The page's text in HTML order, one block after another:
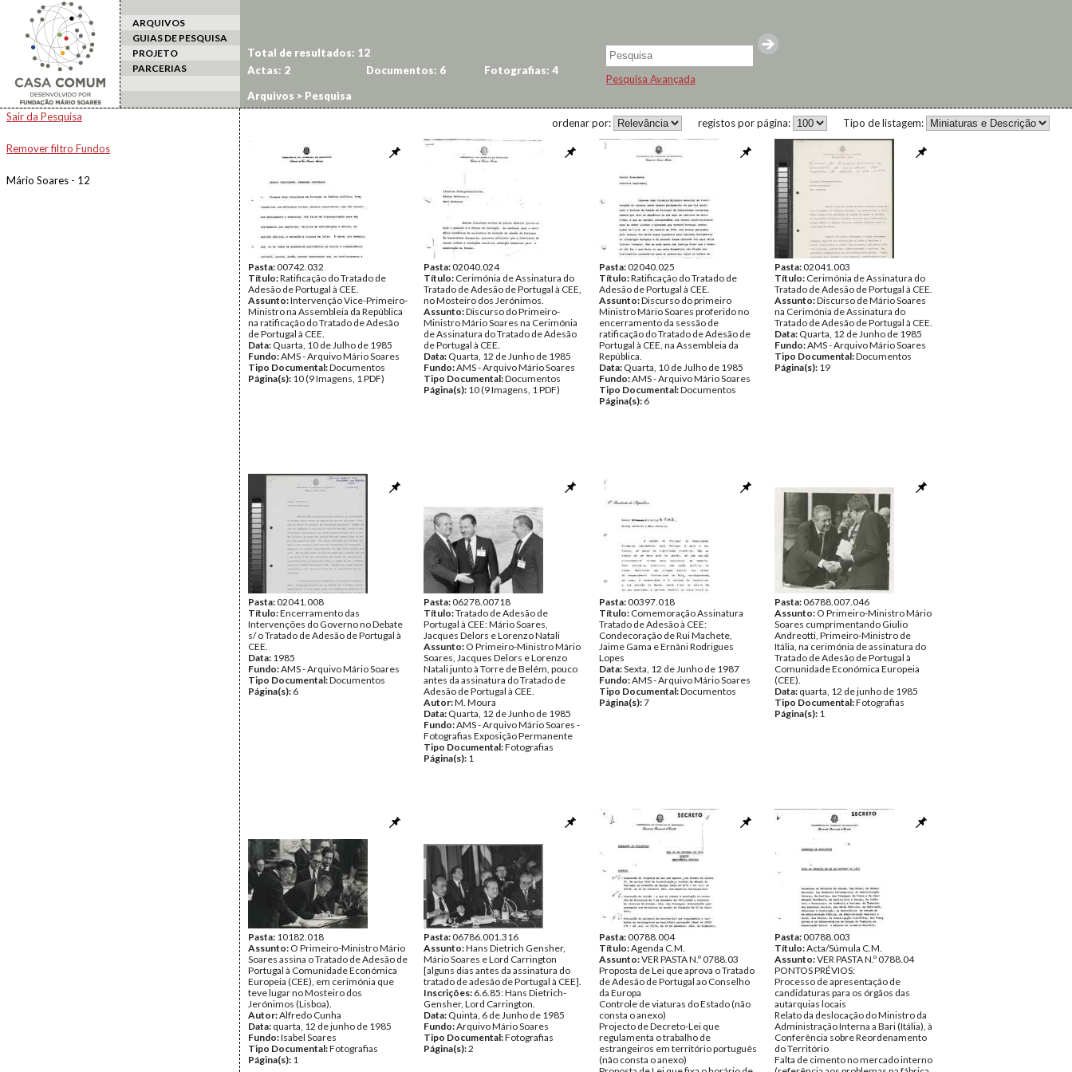
ARQUIVOS
GUIAS DE PESQUISA
PROJETO
PARCERIAS
Pesquisa Avançada
Arquivos > Pesquisa
Sair da Pesquisa
Remover filtro Fundos
Mário Soares - 12
Total de resultados: 12
Actas: 2
Documentos: 6 Fotografias: 4
Tipo de listagem:
registos por página:
ordenar por:
Pasta:00742.032
Título:Ratificação do Tratado de
Adesão de Portugal à CEE.
Assunto:Intervenção Vice-Primeiro-
Ministro na Assembleia da República
na ratificação do Tratado de Adesão
de Portugal à CEE.
Data: Quarta, 10 de Julho de 1985
Fundo:AMS - Arquivo Mário Soares
Tipo Documental:Documentos
Página(s): 10 (9 Imagens, 1 PDF)
Pasta:02040.024
Título: Cerimónia de Assinatura do
Tratado de Adesão de Portugal à CEE,
no Mosteiro dos Jerónimos.
Assunto:Discurso do Primeiro-
Ministro Mário Soares na Cerimónia
de Assinatura do Tratado de Adesão
de Portugal à CEE.
Data: Quarta, 12 de Junho de 1985
Fundo:AMS - Arquivo Mário Soares
Tipo Documental:Documentos
Página(s): 10 (9 Imagens, 1 PDF)
Pasta:02040.025
Título:Ratificação do Tratado de
Adesão de Portugal à CEE.
Assunto:Discurso do primeiro
Ministro Mário Soares proferido no
encerramento da sessão de
ratificação do Tratado de Adesão de
Portugal à CEE, na Assembleia da
República.
Data: Quarta, 10 de Julho de 1985
Fundo:AMS - Arquivo Mário Soares
Tipo Documental:Documentos
Página(s): 6
Pasta:02041.003
Título: Cerimónia de Assinatura do
Tratado de Adesão de Portugal à CEE.
Assunto:Discurso de Mário Soares
na Cerimónia de Assinatura do
Tratado de Adesão de Portugal à CEE.
Data: Quarta, 12 de Junho de 1985
Fundo:AMS - Arquivo Mário Soares
Tipo Documental:Documentos
Página(s): 19
Pasta:02041.008
Título:Encerramento das
Intervenções do Governo no Debate
s/ o Tratado de Adesão de Portugal à
CEE.
Data: 1985
Fundo:AMS - Arquivo Mário Soares
Tipo Documental:Documentos
Página(s): 6
Pasta:06278.00718
Título:Tratado de Adesão de
Portugal à CEE: Mário Soares,
Jacques Delors e Lorenzo Natali
Assunto: O Primeiro-Ministro Mário
Soares, Jacques Delors e Lorenzo
Natali junto à Torre de Belém, pouco
antes da assinatura do Tratado de
Adesão de Portugal à CEE.
Autor:M. Moura
Data: Quarta, 12 de Junho de 1985
Fundo:AMS - Arquivo Mário Soares -
Fotografias Exposição Permanente
Tipo Documental:Fotografias
Página(s): 1
Pasta:00397.018
Título: Comemoração Assinatura
Tratado de Adesão à CEE:
Condecoração de Rui Machete,
Jaime Gama e Ernâni Rodrigues
Lopes
Data:Sexta, 12 de Junho de 1987
Fundo:AMS - Arquivo Mário Soares
Tipo Documental:Documentos
Página(s):7
Pasta:06788.007.046
Assunto: O Primeiro-Ministro Mário
Soares cumprimentando Giulio
Andreotti, Primeiro-Ministro de
Itália, na cerimónia de assinatura do
Tratado de Adesão de Portugal à
Comunidade Económica Europeia
(CEE).
Data: quarta, 12 de junho de 1985
Tipo Documental:Fotografias
Página(s): 1
Pasta: 10182.018
Assunto: O Primeiro-Ministro Mário
Soares assina o Tratado de Adesão de
Portugal à Comunidade Económica
Europeia (CEE), em cerimónia que
teve lugar no Mosteiro dos
Jerónimos (Lisboa).
Autor:Alfredo Cunha
Data: quarta, 12 de junho de 1985
Fundo:Isabel Soares
Tipo Documental:Fotografias
Página(s): 1
Pasta:06786.001.316
Assunto:Hans Dietrich Gensher,
Mário Soares e Lord Carrington
[alguns dias antes da assinatura do
tratado de adesão de Portugal à CEE].
Inscrições: 6.6.85: Hans Dietrich-
Gensher, Lord Carrington.
Data: Quinta, 6 de Junho de 1985
Fundo:Arquivo Mário Soares
Tipo Documental:Fotografias
Página(s):2
Pasta:00788.004
Título:Agenda C.M.
Assunto:VER PASTA N.º 0788.03
Proposta de Lei que aprova o Tratado
de Adesão de Portugal ao Conselho
da Europa
Controle de viaturas do Estado (não
consta o anexo)
Projecto de Decreto-Lei que
regulamenta o trabalho de
estrangeiros em território português
(não consta o anexo)
Pasta:00788.003
Título:Acta/Súmula C.M.
Assunto:VER PASTA N.º 0788.04
PONTOS PRÉVIOS:
Processo de apresentação de
candidaturas para os órgãos das
autarquias locais
Relato da deslocação do Ministro da
Administração Interna a Bari (Itália), à
Conferência sobre Reordenamento
do Território
Falta de cimento no mercado interno